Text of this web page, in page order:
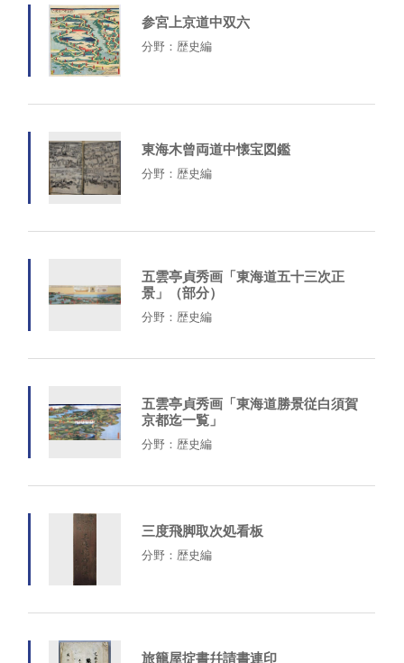
参宮上京道中双六
分野：歴史編
東海木曾両道中懐宝図鑑
分野：歴史編
五雲亭貞秀画「東海道五十三次正
景」（部分）
分野：歴史編
五雲亭貞秀画「東海道勝景従白須賀
京都迄一覧」
分野：歴史編
三度飛脚取次処看板
分野：歴史編
旅籠屋掟書幷請書連印